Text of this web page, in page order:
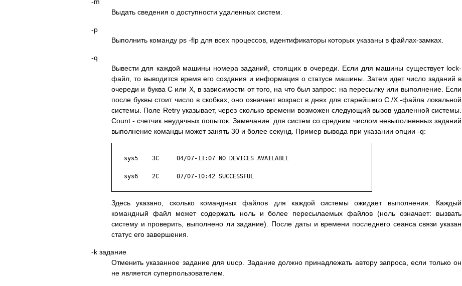
Выдать сведения о доступности удаленных систем.
-p
Выполнить команду ps -flp для всех процессов, идентификаторы которых указаны в файлах-замках.
-q
Вывести для каждой машины номера заданий, стоящих в очереди. Если для машины существует lock-
файл, то выводится время его создания и информация о статусе машины. Затем идет число заданий в
очереди и буква C или X, в зависимости от того, на что был запрос: на пересылку или выполнение. Если
после буквы стоит число в скобках, оно означает возраст в днях для старейшего C./X.-файла локальной
системы. Поле Retry указывает, через сколько времени возможен следующий вызов удаленной системы.
Count - счетчик неудачных попыток. Замечание: для систем со средним числом невыполненных заданий
выполнение команды может занять 30 и более секунд. Пример вывода при указании опции -q:
   sys5    3C     04/07-11:07 NO DEVICES AVAILABLE
   sys6    2C     07/07-10:42 SUCCESSFUL
Здесь указано, сколько командных файлов для каждой системы ожидает выполнения. Каждый
командный файл может содержать ноль и более пересылаемых файлов (ноль означает: вызвать
систему и проверить, выполнено ли задание). После даты и времени последнего сеанса связи указан
статус его завершения.
-k задание
Отменить указанное задание для uucp. Задание должно принадлежать автору запроса, если только он
не является суперпользователем.